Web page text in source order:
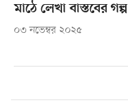
মাঠে লেখা বাস্তবের গল্প
০৩ নভেম্বর ২০২৫